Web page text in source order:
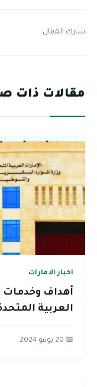
شارك المقال:
مقالات ذات
اخبار الامارات
أهداف وخدمات
العربية
📅 20 يونيو 2024